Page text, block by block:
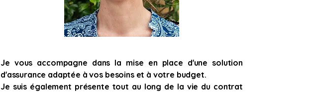
Je vous accompagne dans la mise en place d'une solution
d'assurance adaptée à vos besoins et à votre budget.
Je suis également présente tout au long de la vie du contrat